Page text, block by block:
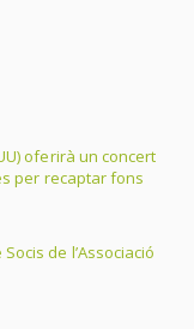
oferirà un concert
per recaptar fons
de l’Associació